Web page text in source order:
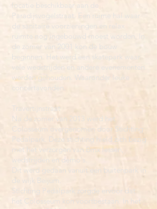
locatie beschikbaar aan de
Paradijsvogelstraat. Een ruime hal waar
de sanitaire voorzieningen en relax
ruimte nog ingebouwd moest worden. In
de zomer van 2001 kon de bouw
beginnen. Het werd een skatepark waar
vele wedstrijden en andere evenementen
werden gehouden. Waaronder leuke
concertavonden.
Travertijnstraat
Na de zomer van 2013 werd het
Colosseum overgenomen door Stichting
Pedalpark. Deze stichting hield zich bezig
met het verzorgen van Bmx lessen,
wedstrijden en demo's.
Dit werd gedaan vanuit een buitenpark in
de wijk Beijum.
Stichting Pedalpark zorgde ervoor dat
het Colosseum kon voortbestaan. In het